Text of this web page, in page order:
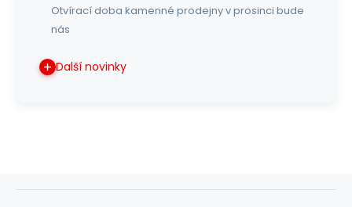
Otvírací doba kamenné prodejny v prosinci bude
nás
Další novinky